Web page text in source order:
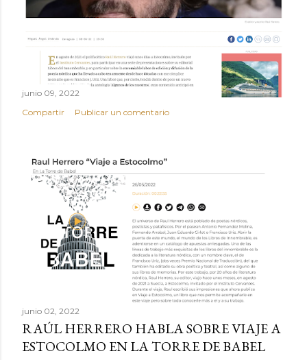
junio 09, 2022
Compartir
Publicar un comentario
junio 02, 2022
RAÚL HERRERO HABLA SOBRE VIAJE A
ESTOCOLMO EN LA TORRE DE BABEL